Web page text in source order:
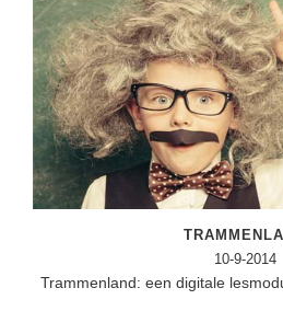
10-9-2014
Trammenland: een digitale